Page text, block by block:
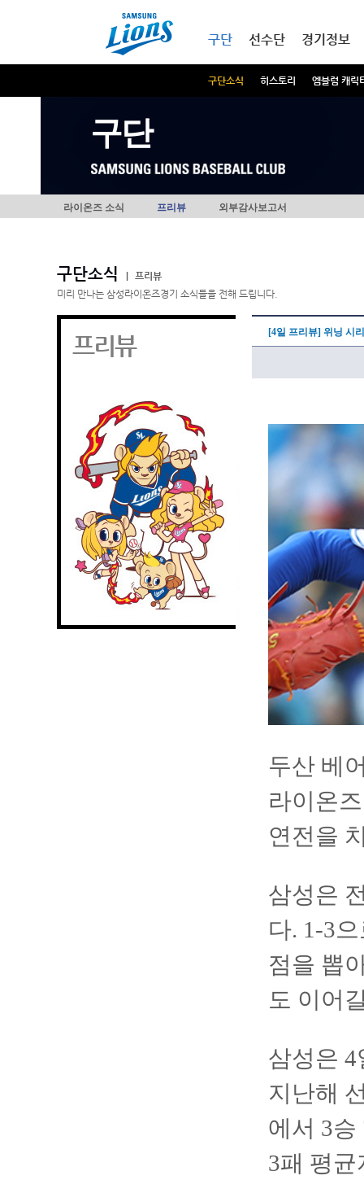
구단
구단소식 히스토리 엠블럼 캐릭
선수단 경기정보
구단
라이온즈 소식 프리뷰 외부감사보고서
구단소식
프리뷰
미리 만나는 삼성라이온즈경기 소식들을 전해 드립니다.
프리뷰 [4일 프리뷰] 위닝 시
두산 베
라이온
연전을
삼성은
다. 1-3
점을 뽑
도 이어
삼성은
지난해
에서 3승
3패 평균